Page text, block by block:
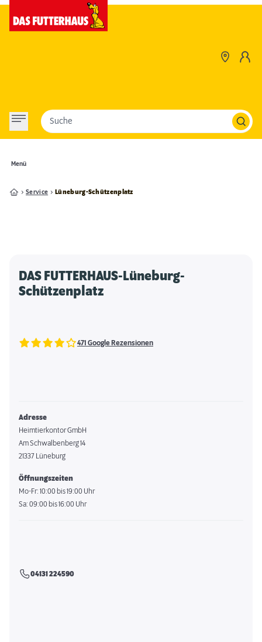
Menü
Suche
Service Lüneburg-Schützenplatz
DAS FUTTERHAUS-Lüneburg-
Schützenplatz
471 Google Rezensionen
Adresse
Heimtierkontor GmbH
Am Schwalbenberg 14
21337 Lüneburg
Öffnungszeiten
Mo-Fr: 10:00 bis 19:00 Uhr
Sa: 09:00 bis 16:00 Uhr
04131 224590